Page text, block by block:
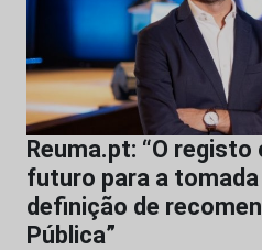
Reuma.pt: “O
futuro para a
definição de
Pública”